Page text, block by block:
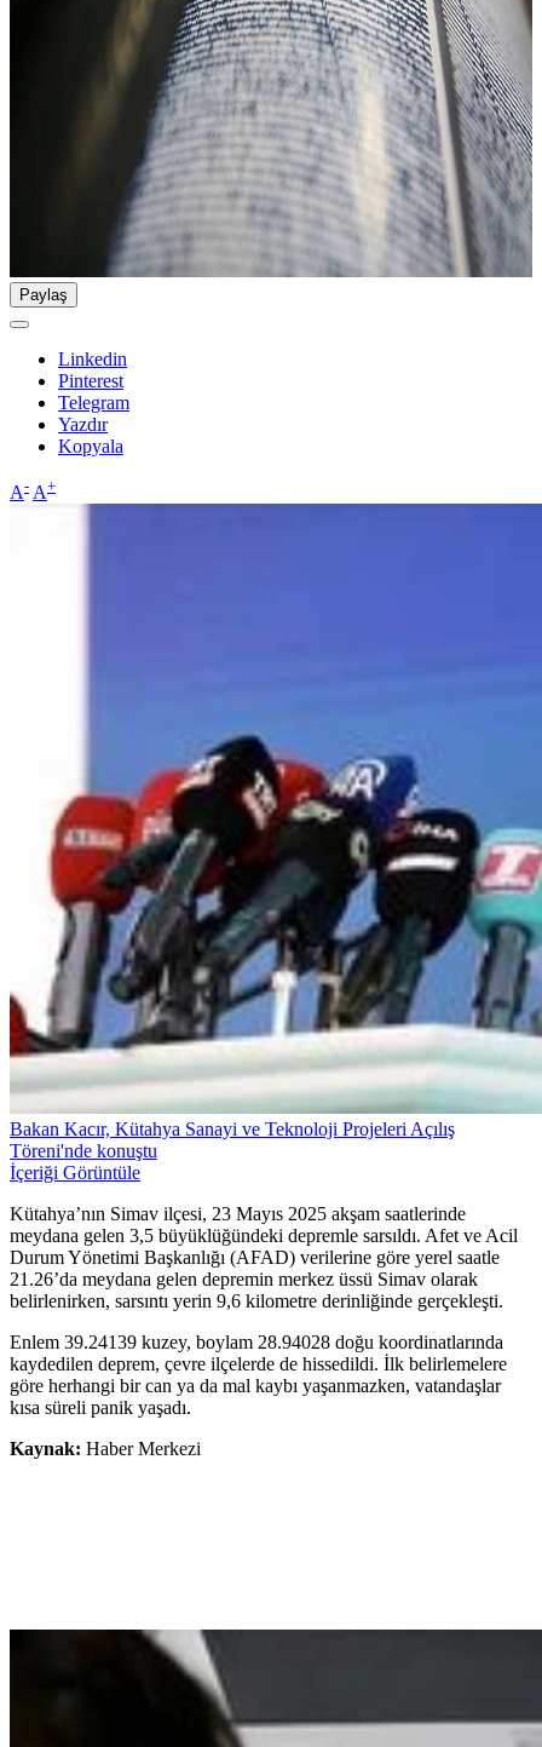
Paylaş
Linkedin
Pinterest
Telegram
Yazdır
Kopyala
A- A+
Bakan Kacır, Kütahya Sanayi ve Teknoloji Projeleri Açılış
Töreni'nde konuştu
İçeriği Görüntüle
Kütahya’nın Simav ilçesi, 23 Mayıs 2025 akşam saatlerinde
meydana gelen 3,5 büyüklüğündeki depremle sarsıldı. Afet ve Acil
Durum Yönetimi Başkanlığı (AFAD) verilerine göre yerel saatle
21.26’da meydana gelen depremin merkez üssü Simav olarak
belirlenirken, sarsıntı yerin 9,6 kilometre derinliğinde gerçekleşti.
Enlem 39.24139 kuzey, boylam 28.94028 doğu koordinatlarında
kaydedilen deprem, çevre ilçelerde de hissedildi. İlk belirlemelere
göre herhangi bir can ya da mal kaybı yaşanmazken, vatandaşlar
kısa süreli panik yaşadı.
Kaynak: Haber Merkezi